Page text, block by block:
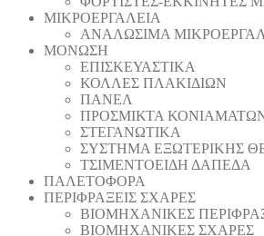
ΜΙΚΡΟΕΡΓΑΛΕΙΑ
ΑΝΑΛΩΣΙΜΑ
ΜΟΝΩΣΗ
ΕΠΙΣΚΕΥΑΣΤΙΚΑ
ΚΟΛΛΕΣ ΠΛΑΚΙΔΙΩΝ
ΠΑΝΕΛ
ΠΡΟΣΜΙΚΤΑ
ΣΤΕΓΑΝΩΤΙΚΑ
ΣΥΣΤΗΜΑ ΕΞΩΤΕΡΙΚΗΣ
ΤΣΙΜΕΝΤΟΕΙΔΗ ΔΑΠΕΔΑ
ΠΑΛΕΤΟΦΟΡΑ
ΠΕΡΙΦΡΑΞΕΙΣ ΣΧΑΡΕΣ
ΒΙΟΜΗΧΑΝΙΚΕΣ
ΒΙΟΜΗΧΑΝΙΚΕΣ ΣΧΑΡΕΣ